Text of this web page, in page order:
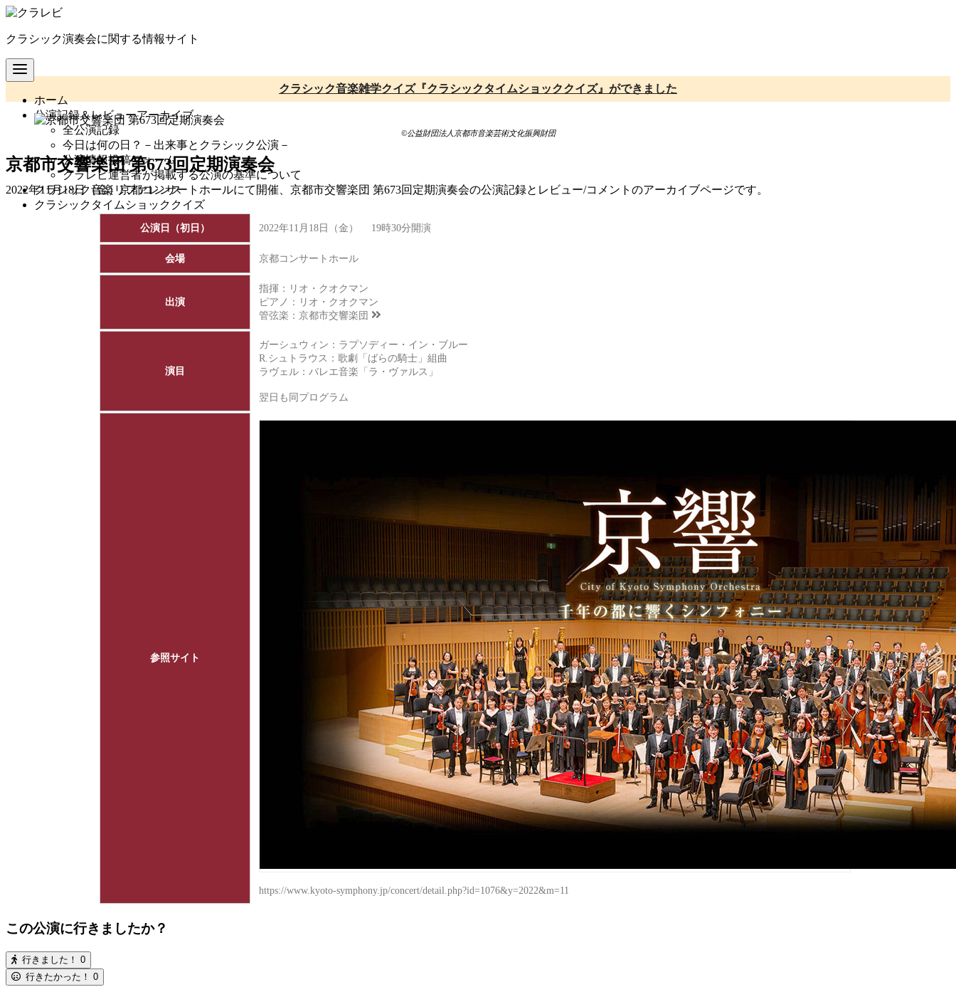
コ
テ
ン
ツ
移
クラシック演奏会に関する情報サイト
ホーム
公演記録＆レビューアーカイブ
全公演記録
今日は何の日？－出来事とクラシック公演－
公演情報投稿フォーム
クラレビ運営者が掲載する公演の基準について
クラシック音楽リファレンス
クラシックタイムショッククイズ
クラシック音楽雑学クイズ『クラシックタイムショッククイズ』ができました
©公益財団法人京都市音楽芸術文化振興財団
京都市交響楽団 第673回定期演奏会
2022年11月18日（金）京都コンサートホールにて開催、京都市交響楽団 第673回定期演奏会の公演記録とレビュー/コメントのアーカイブページです。
公演日（初日） 2022年11月18日（金） 19時30分開演
会場 京都コンサートホール
出演
指揮：リオ・クオクマン
ピアノ：リオ・クオクマン
管弦楽： 京都市交響楽団
演目
ガーシュウィン：ラプソディー・イン・ブルー
R.シュトラウス：歌劇「ばらの騎士」組曲
ラヴェル：バレエ音楽「ラ・ヴァルス」
翌日も同プログラム
参照サイト
1956年4月に日本で唯一の自治体直営のオーケストラとして創立された京都市交響楽団の公式サイト。
www.kyoto-symphony.jp
https://www.kyoto-symphony.jp/concert/detail.php?id=1076&y=2022&m=11
この公演に行きましたか？
行きました！ 0
行きたかった！ 0